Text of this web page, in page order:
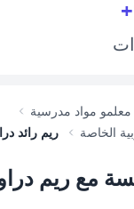
+
معلمو مواد مدرسية
الخاصة
ريم رائد
مع ريم